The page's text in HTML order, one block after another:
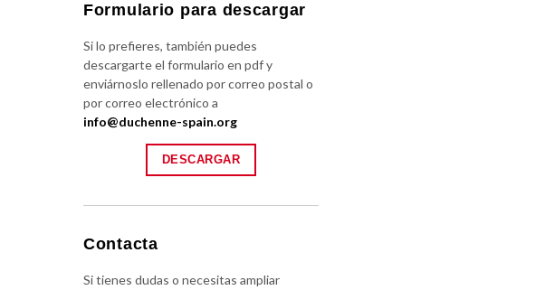
Formulario para descargar
Si lo prefieres, también puedes
descargarte el formulario en pdf y
enviárnoslo rellenado por correo postal o
por correo electrónico a
info@duchenne-spain.org
DESCARGAR
Contacta
Si tienes dudas o necesitas ampliar